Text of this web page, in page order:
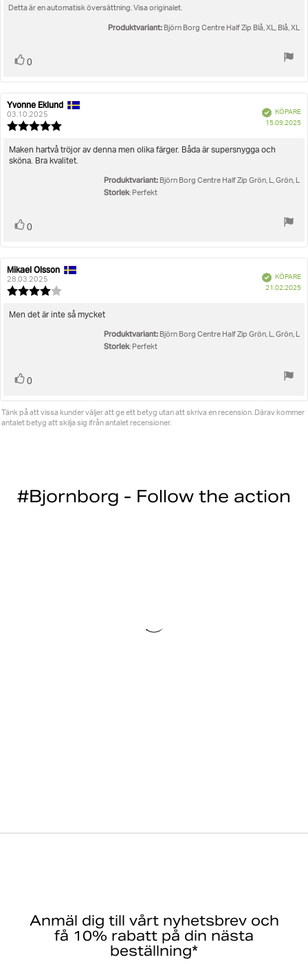
Detta är en automatisk översättning. Visa originalet.
Produktvariant: Björn Borg Centre Half Zip Blå, XL, Blå, XL
Rösta
0
Recensionsförfattare:
Yvonne Eklund
03.10.2025
utav
5
BekräftadKÖPARE
15.09.2025
Recensionstext:
Maken hartvå tröjor av denna men olika färger. Båda är supersnygga och
sköna. Bra kvalitet.
Produktvariant: Björn Borg Centre Half Zip Grön, L, Grön, L
Storlek: Perfekt
Rösta
0
Recensionsförfattare:
Mikael Olsson
28.03.2025
utav
BekräftadKÖPARE
21.02.2025
Recensionstext:
Men det är inte så mycket
Produktvariant: Björn Borg Centre Half Zip Grön, L, Grön, L
Storlek: Perfekt
Rösta
0
Tänk på att vissa kunder väljer att ge ett betyg utan att skriva en recension. Därav kommer
antalet betyg att skilja sig ifrån antalet recensioner.
#Bjornborg - Follow the action
Anmäl dig till vårt nyhetsbrev och
få 10% rabatt på din nästa
beställning*